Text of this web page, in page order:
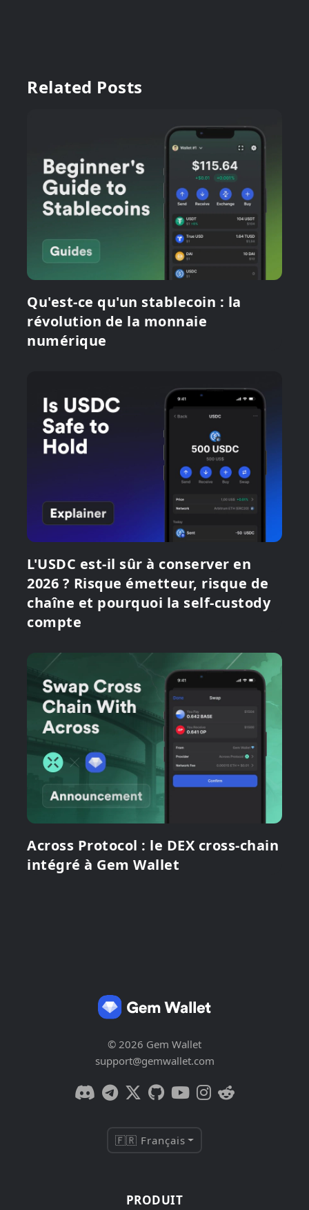
Related Posts
Qu'est-ce qu'un stablecoin : la
révolution de la monnaie
numérique
L'USDC est-il sûr à conserver en
2026 ? Risque émetteur, risque de
chaîne et pourquoi la self-custody
compte
Across Protocol : le DEX cross-chain
intégré à Gem Wallet
© 2026 Gem Wallet
support@gemwallet.com
🇫🇷 Français
PRODUIT